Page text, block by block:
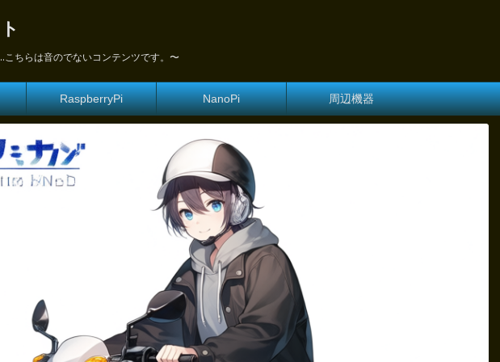
こちらは音のでないコンテンツです。〜
RaspberryPi NanoPi 周辺機器